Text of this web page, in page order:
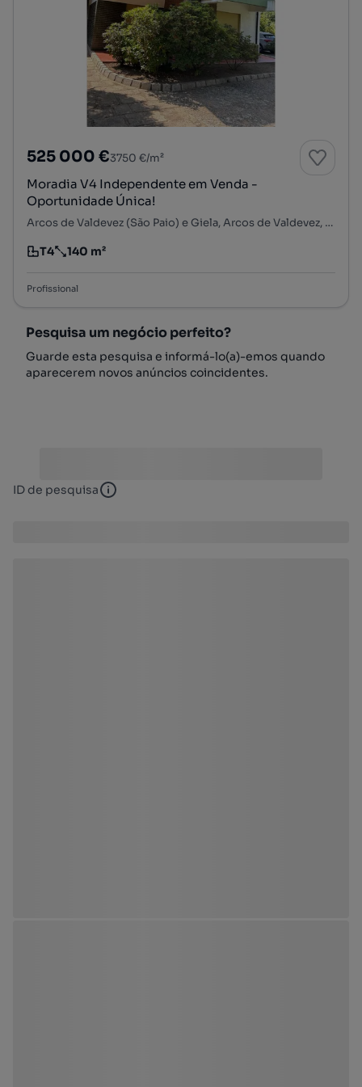
525 000 €3750 €/m²
Moradia V4 Independente em Venda -
Oportunidade Única!
Arcos de Valdevez (São Paio) e Giela, Arcos de Valdevez, Viana do Castelo
Tipologia
T4
Preço por metro quadrado
140 m²
Profissional
Pesquisa um negócio perfeito?
Guarde esta pesquisa e informá-lo(a)-emos quando
aparecerem novos anúncios coincidentes.
ID de pesquisa ID de pesquisa